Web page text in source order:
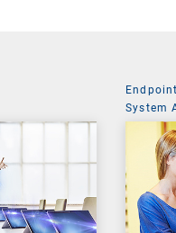
System